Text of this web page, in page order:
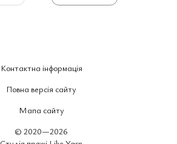
Контактна інформація
Повна версія сайту
Мапа сайту
© 2020—2026